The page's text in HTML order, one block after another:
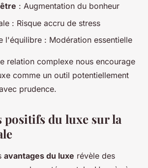
: Augmentation du bonheur
: Risque accru de stress
l'équilibre : Modération essentielle
relation complexe nous encourage
comme un outil potentiellement
prudence.
positifs du luxe sur la
avantages du luxe révèle des